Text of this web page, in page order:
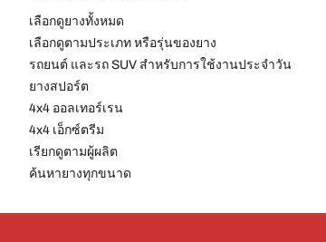
เลือกดูยางทั้งหมด
เลือกดูตามประเภท หรือรุ่นของยาง
รถยนต์ และรถ SUV สำหรับการใช้งานประจำวัน
ยางสปอร์ต
4x4 ออลเทอร์เรน​
4x4 เอ็กซ์ตรีม​
เรียกดูตามผู้ผลิต
ค้นหายางทุกขนาด